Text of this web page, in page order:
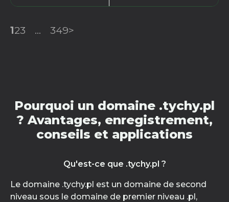
123 ... 349>
Pourquoi un domaine .tychy.pl
? Avantages, enregistrement,
conseils et applications
Qu'est-ce que .tychy.pl ?
Le domaine .tychy.pl est un domaine de second
niveau sous le domaine de premier niveau .pl,